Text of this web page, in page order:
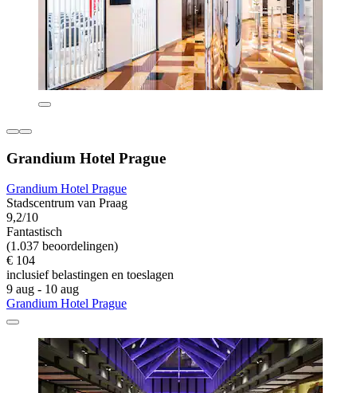
Grandium Hotel Prague
Grandium Hotel Prague
Stadscentrum van Praag
9,2/10
Fantastisch
(1.037 beoordelingen)
€ 104
inclusief belastingen en toeslagen
9 aug - 10 aug
Grandium Hotel Prague